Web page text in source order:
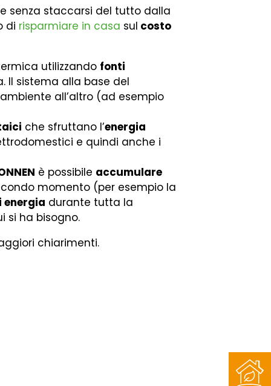
senza staccarsi del tutto dalla
di risparmiare in casa sul costo
utilizzando fonti
Il sistema alla base del
all’altro (ad esempio
che sfruttano l’energia
e quindi anche i
è possibile accumulare
momento (per esempio la
energia durante tutta la
si ha bisogno.
chiarimenti.